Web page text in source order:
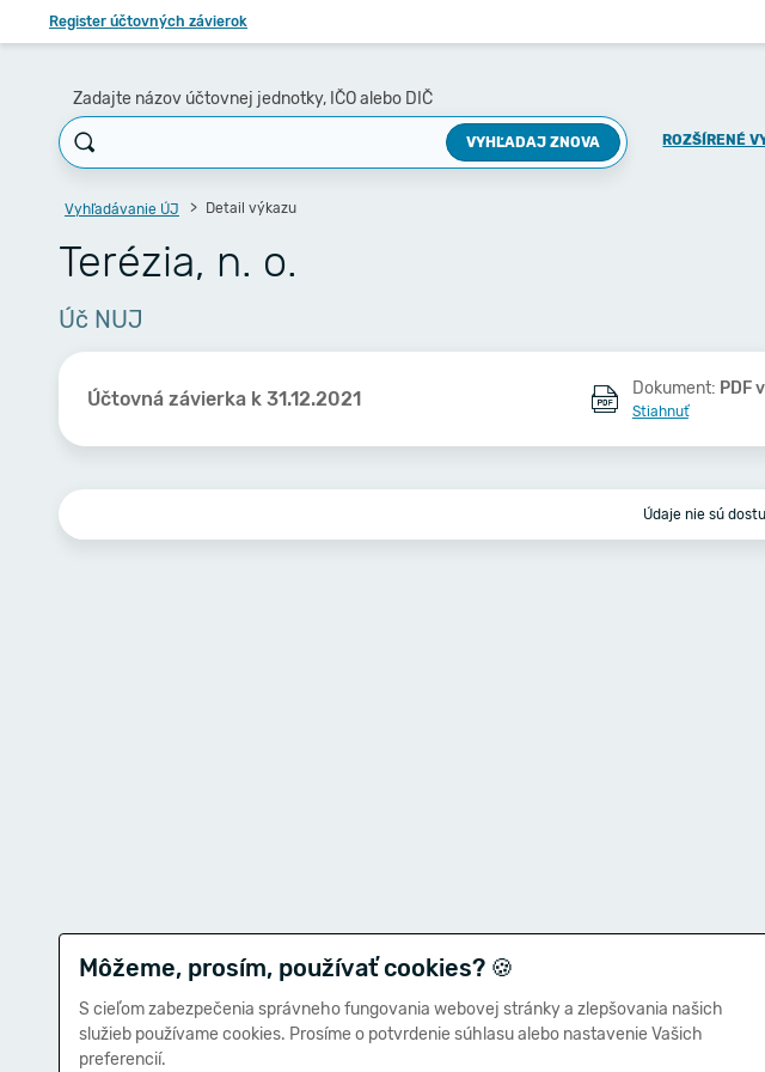
Register účtovných závierok
Zadajte názov účtovnej jednotky, IČO alebo DIČ
VYHĽADAJ ZNOVA ROZŠÍRENÉ
Vyhľadávanie ÚJ Detail výkazu
Terézia, n. o.
Úč NUJ
Účtovná závierka k 31.12.2021 Dokument: PDF
Stiahnuť
Údaje nie sú
Môžeme, prosím, používať cookies? 🍪
S cieľom zabezpečenia správneho fungovania webovej stránky a zlepšovania našich
služieb používame cookies. Prosíme o potvrdenie súhlasu alebo nastavenie Vašich
preferencií.